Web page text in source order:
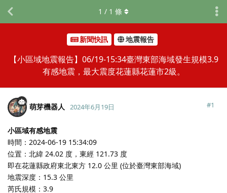
新聞快訊 地震報告
【小區域地震報告】06/19-15:34臺灣東部海域發生規模3.9
有感地震，最大震度花蓮縣花蓮市2級。
1 / 1 條
萌芽機器人 2024年6月19日 #1
小區域有感地震
時間：2024-06-19 15:34:09
位置：北緯 24.02 度，東經 121.73 度
即在花蓮縣政府東北東方 12.0 公里 (位於臺灣東部海域)
地震深度：15.3 公里
芮氏規模：3.9